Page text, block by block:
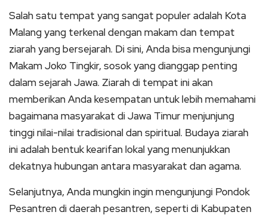
Salah satu tempat yang sangat populer adalah Kota
Malang yang terkenal dengan makam dan tempat
ziarah yang bersejarah. Di sini, Anda bisa mengunjungi
Makam Joko Tingkir, sosok yang dianggap penting
dalam sejarah Jawa. Ziarah di tempat ini akan
memberikan Anda kesempatan untuk lebih memahami
bagaimana masyarakat di Jawa Timur menjunjung
tinggi nilai-nilai tradisional dan spiritual. Budaya ziarah
ini adalah bentuk kearifan lokal yang menunjukkan
dekatnya hubungan antara masyarakat dan agama.
Selanjutnya, Anda mungkin ingin mengunjungi Pondok
Pesantren di daerah pesantren, seperti di Kabupaten